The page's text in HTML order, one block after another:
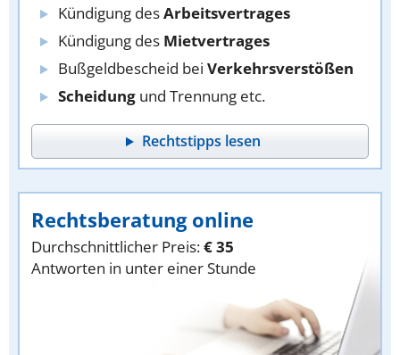
Kündigung desArbeitsvertrages
Kündigung des Mietvertrages
Bußgeldbescheid bei Verkehrsverstößen
Scheidung und Trennung etc.
Rechtstipps lesen
Rechtsberatung online
Durchschnittlicher Preis:€ 35
Antworten in unter einer Stunde